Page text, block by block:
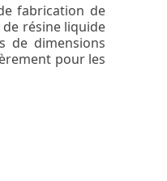
fabrication de
de résine liquide
de dimensions
pour les